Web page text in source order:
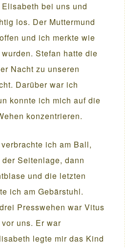
bei uns und
los. Der Muttermund
und ich merkte wie
Stefan hatte die
Nacht zu unseren
Darüber war ich
konnte ich mich auf die
konzentrieren.
ich am Ball,
Seitenlage, dann
und die letzten
ich am Gebärstuhl.
Presswehen war Vitus
uns. Er war
legte mir das Kind